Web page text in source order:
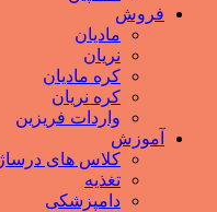
فروش
مادیان
نریان
کره مادیان
کره نریان
واردات فریزین
آموزش
کلاس های درساژ
تغذیه
دامپزشکی